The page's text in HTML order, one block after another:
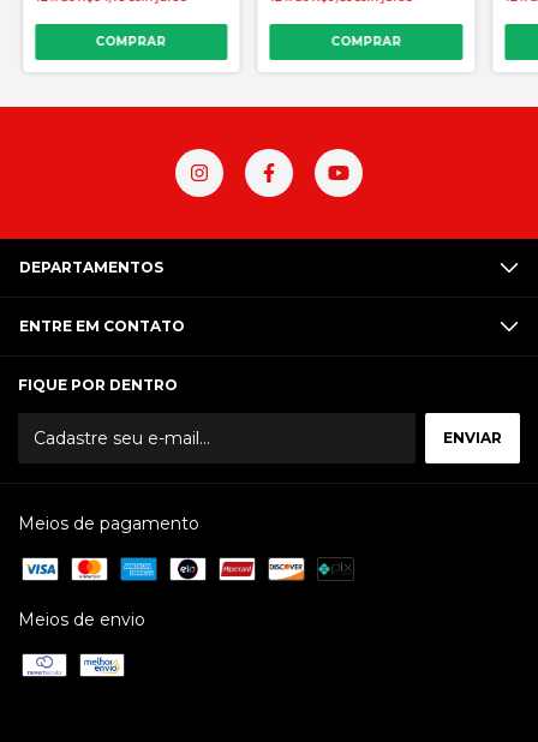
DEPARTAMENTOS
ENTRE EM CONTATO
FIQUE POR DENTRO
Meios de pagamento
Meios de envio